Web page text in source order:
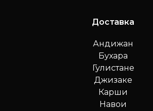
Доставка
Андижан
Бухара
Гулистане
Джизаке
Карши
Навои